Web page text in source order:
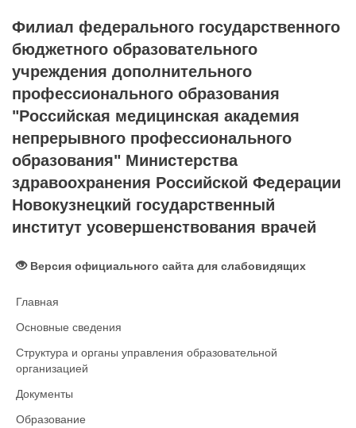
Филиал федерального государственного
бюджетного образовательного
учреждения дополнительного
профессионального образования
"Российская медицинская академия
непрерывного профессионального
образования" Министерства
здравоохранения Российской Федерации
Новокузнецкий государственный
институт усовершенствования врачей
Версия официального сайта для слабовидящих
Главная
Основные сведения
Структура и органы управления образовательной
организацией
Документы
Образование